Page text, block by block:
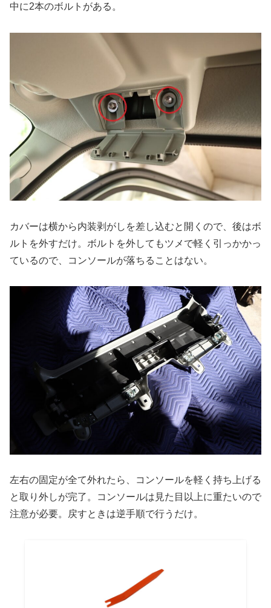
中に2本のボルトがある。
カバーは横から内装剥がしを差し込むと開くので、後はボ
ルトを外すだけ。ボルトを外してもツメで軽く引っかかっ
ているので、コンソールが落ちることはない。
左右の固定が全て外れたら、コンソールを軽く持ち上げる
と取り外しが完了。コンソールは見た目以上に重たいので
注意が必要。戻すときは逆手順で行うだけ。